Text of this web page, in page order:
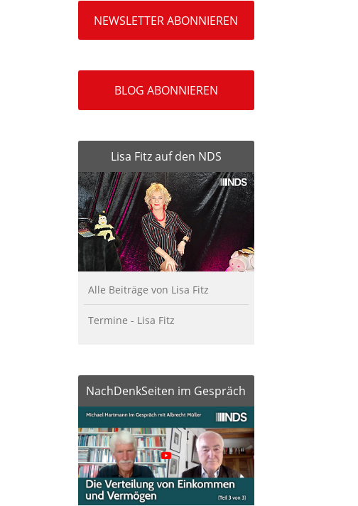
NEWSLETTER ABONNIEREN
BLOG ABONNIEREN
Lisa Fitz auf den NDS
Alle Beiträge von Lisa Fitz
Termine - Lisa Fitz
NachDenkSeiten im Gespräch